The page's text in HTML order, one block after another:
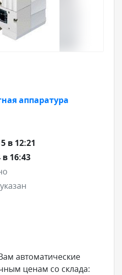
аппаратура
в 12:21
16:43
автоматические
ценам со склада: